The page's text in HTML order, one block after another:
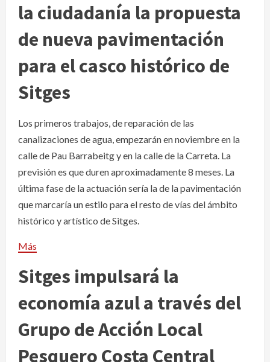
la ciudadanía la propuesta
de nueva pavimentación
para el casco histórico de
Sitges
Los primeros trabajos, de reparación de las
canalizaciones de agua, empezarán en noviembre en la
calle de Pau Barrabeitg y en la calle de la Carreta. La
previsión es que duren aproximadamente 8 meses. La
última fase de la actuación sería la de la pavimentación
que marcaría un estilo para el resto de vías del ámbito
histórico y artístico de Sitges.
Más
Sitges impulsará la
economía azul a través del
Grupo de Acción Local
Pesquero Costa Central